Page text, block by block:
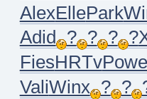
AlexEllePark
Adid ? ? ? ?
FiesHRTvPowe
ValiWinx ? ?